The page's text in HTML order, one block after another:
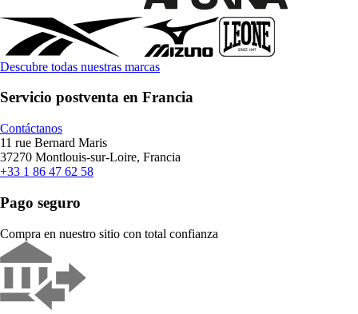
Descubre todas nuestras marcas
Servicio postventa en Francia
Contáctanos
11 rue Bernard Maris
37270 Montlouis-sur-Loire, Francia
+33 1 86 47 62 58
Pago seguro
Compra en nuestro sitio con total confianza